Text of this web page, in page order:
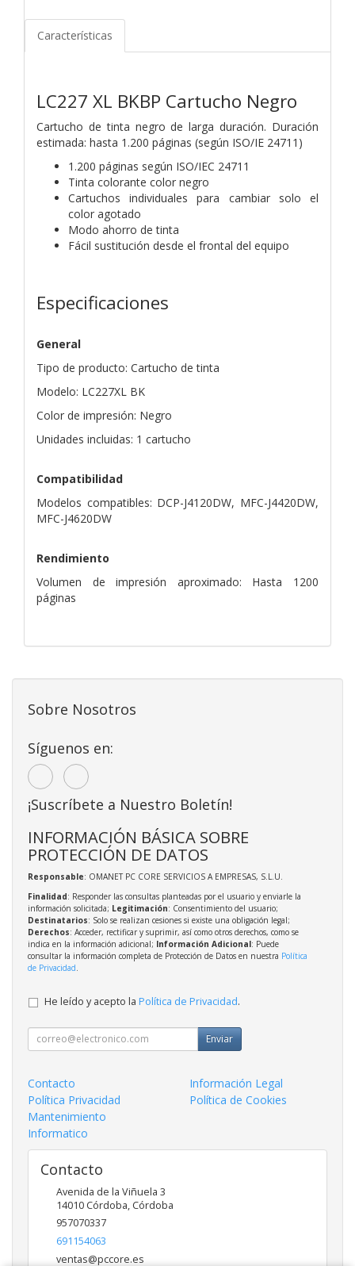
Características
LC227 XL BKBP Cartucho Negro
Cartucho de tinta negro de larga duración. Duración
estimada: hasta 1.200 páginas (según ISO/IE 24711)
1.200 páginas según ISO/IEC 24711
Tinta colorante color negro
Cartuchos individuales para cambiar solo el
color agotado
Modo ahorro de tinta
Fácil sustitución desde el frontal del equipo
Especificaciones
General
Tipo de producto: Cartucho de tinta
Modelo: LC227XL BK
Color de impresión: Negro
Unidades incluidas: 1 cartucho
Compatibilidad
Modelos compatibles: DCP-J4120DW, MFC-J4420DW,
MFC-J4620DW
Rendimiento
Volumen de impresión aproximado: Hasta 1200
páginas
Sobre Nosotros
Síguenos en:
¡Suscríbete a Nuestro Boletín!
INFORMACIÓN BÁSICA SOBRE
PROTECCIÓN DE DATOS
Responsable: OMANET PC CORE SERVICIOS A EMPRESAS, S.L.U.
Finalidad: Responder las consultas planteadas por el usuario y enviarle la
información solicitada; Legitimación: Consentimiento del usuario;
Destinatarios: Solo se realizan cesiones si existe una obligación legal;
Derechos: Acceder, rectificar y suprimir, así como otros derechos, como se
indica en la información adicional; Información Adicional: Puede
consultar la información completa de Protección de Datos en nuestra Política
de Privacidad
He leído y acepto la Política de Privacidad.
Enviar
Contacto
Información Legal
Política Privacidad
Política de Cookies
Mantenimiento
Informatico
Contacto
Avenida de la Viñuela 3
14010 Córdoba, Córdoba
957070337
691154063
ventas@pccore.es